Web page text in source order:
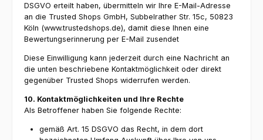
DSGVO erteilt haben, übermitteln wir Ihre E-Mail-Adresse
an die Trusted Shops GmbH, Subbelrather Str. 15c, 50823
Köln (www.trustedshops.de), damit diese Ihnen eine
Bewertungserinnerung per E-Mail zusendet
Diese Einwilligung kann jederzeit durch eine Nachricht an
die unten beschriebene Kontaktmöglichkeit oder direkt
gegenüber Trusted Shops widerrufen werden.
10. Kontaktmöglichkeiten und Ihre Rechte
Als Betroffener haben Sie folgende Rechte:
gemäß Art. 15 DSGVO das Recht, in dem dort